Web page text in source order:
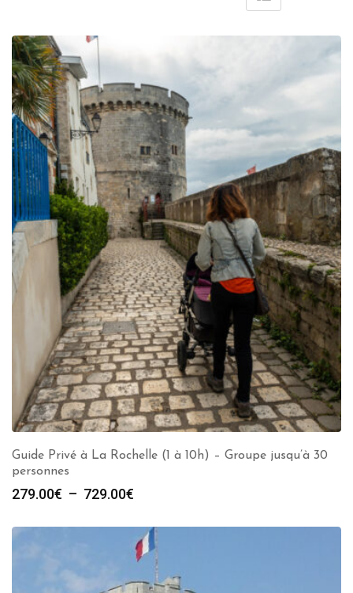
Guide Privé à La Rochelle (1 à 10h) – Groupe jusqu’à 30
personnes
279.00€ – 729.00€
prix :
279.00€
à
729.00€